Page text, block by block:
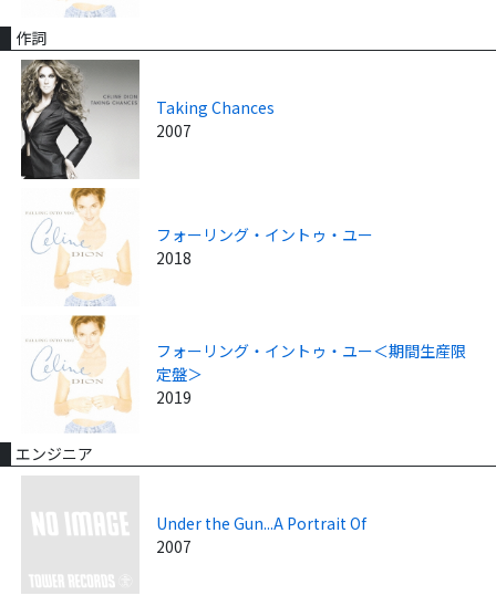
作詞
Taking Chances
2007
フォーリング・イントゥ・ユー
2018
フォーリング・イントゥ・ユー＜期間生産限
定盤＞
2019
エンジニア
Under the Gun...A Portrait Of
2007